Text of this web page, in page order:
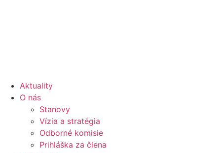
Aktuality
O nás
Stanovy
Vízia a stratégia
Odborné komisie
Prihláška za člena